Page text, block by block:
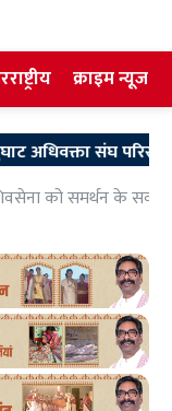
क्राइम न्यूज
संघ परिसर में गुरु
शिवसेना को समर्थन के